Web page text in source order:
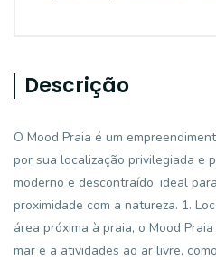
Descrição
O Mood Praia é um
por sua localização privilegiada e
moderno e descontraído, ideal
proximidade com a natureza. 1.
área próxima à praia, o Mood
mar e a atividades ao ar livre,